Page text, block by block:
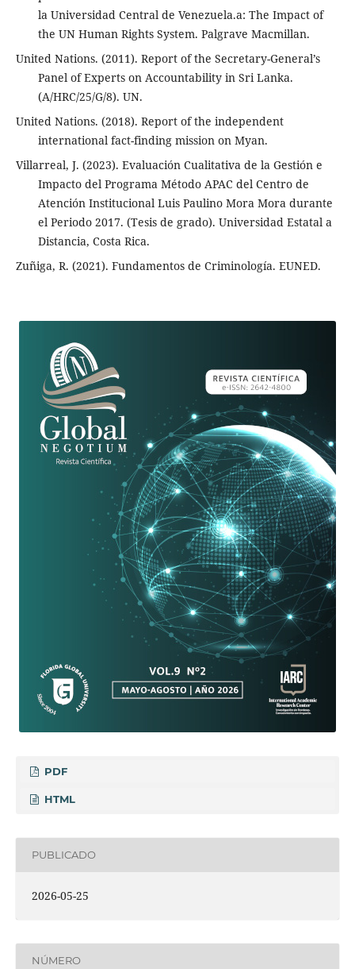
la Universidad Central de Venezuela.a: The Impact of
the UN Human Rights System. Palgrave Macmillan.
United Nations. (2011). Report of the Secretary-General’s
Panel of Experts on Accountability in Sri Lanka.
(A/HRC/25/G/8). UN.
United Nations. (2018). Report of the independent
international fact-finding mission on Myan.
Villarreal, J. (2023). Evaluación Cualitativa de la Gestión e
Impacto del Programa Método APAC del Centro de
Atención Institucional Luis Paulino Mora Mora durante
el Periodo 2017. (Tesis de grado). Universidad Estatal a
Distancia, Costa Rica.
Zuñiga, R. (2021). Fundamentos de Criminología. EUNED.
PDF
HTML
PUBLICADO
2026-05-25
NÚMERO